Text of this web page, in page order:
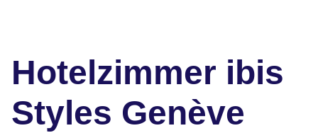
Hotelzimmer ibis
Styles Genève